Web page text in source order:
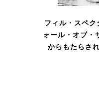
フィル・スペク
ォール・オブ
からもたらさ